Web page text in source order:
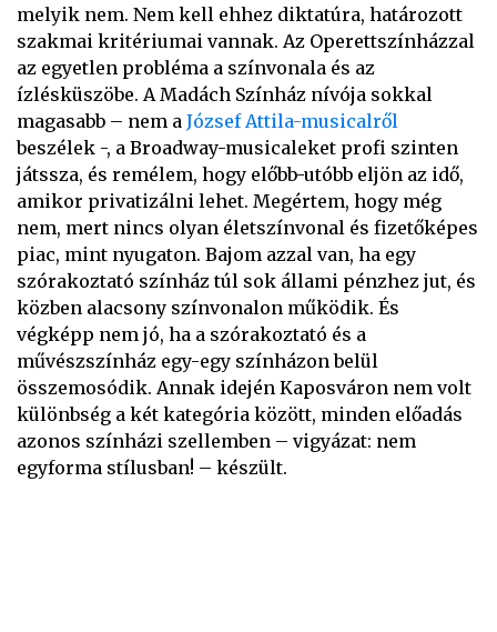
melyik nem. Nem kell ehhez diktatúra, határozott
szakmai kritériumai vannak. Az Operettszínházzal
az egyetlen probléma a színvonala és az
ízlésküszöbe. A Madách Színház nívója sokkal
magasabb – nem a József Attila-musicalről
beszélek -, a Broadway-musicaleket profi szinten
játssza, és remélem, hogy előbb-utóbb eljön az idő,
amikor privatizálni lehet. Megértem, hogy még
nem, mert nincs olyan életszínvonal és fizetőképes
piac, mint nyugaton. Bajom azzal van, ha egy
szórakoztató színház túl sok állami pénzhez jut, és
közben alacsony színvonalon működik. És
végképp nem jó, ha a szórakoztató és a
művészszínház egy-egy színházon belül
összemosódik. Annak idején Kaposváron nem volt
különbség a két kategória között, minden előadás
azonos színházi szellemben – vigyázat: nem
egyforma stílusban! – készült.